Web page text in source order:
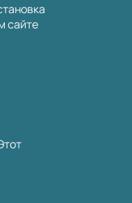
сайте